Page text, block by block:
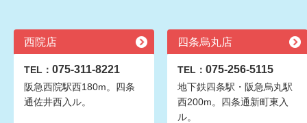
西院店
TEL： 075-311-8221
阪急西院駅西180m。四条
通佐井西入ル。
四条烏丸店
TEL： 075-256-5115
地下鉄四条駅・阪急烏丸駅
西200m。四条通新町東入
ル。